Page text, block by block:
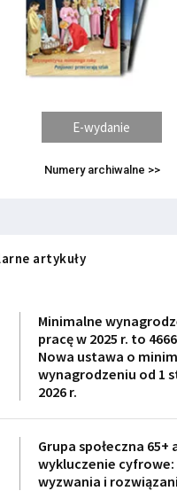
E-wydanie
Numery archiwalne >>
artykuły
Minimalne
pracę w 2025 r. to
Nowa ustawa o
wynagrodzeniu od 1
2026 r.
Grupa społeczna 65+
wykluczenie cyfrowe:
wyzwania i